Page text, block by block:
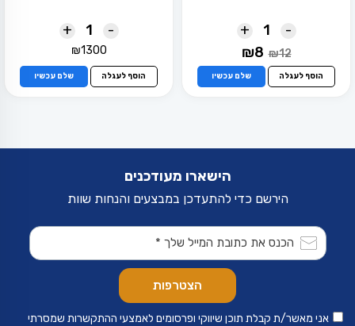
-
+
₪12
המחיר
היה:
₪12.
₪8
הוא:
₪8.
הוסף לעגלה שלם עכשיו
-
+
₪1300
הוסף לעגלה שלם עכשיו
הישארו מעודכנים
הירשם כדי להתעדכן במבצעים והנחות שוות
אני מאשר/ת קבלת תוכן שיווקי ופרסומים לאמצעי ההתקשרות שמסרתי